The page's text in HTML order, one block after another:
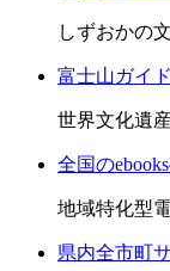
しずおかの
富士山ガイ
世界文化遺
全国の
地域特化型
県内全市町